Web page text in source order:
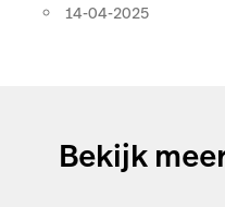
14-04-2025
Bekijk